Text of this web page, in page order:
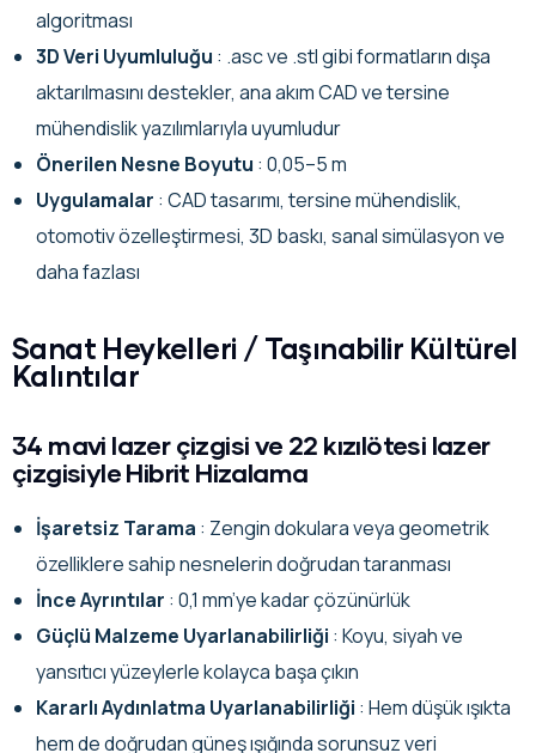
algoritması
3D Veri Uyumluluğu : .asc ve .stl gibi formatların dışa
aktarılmasını destekler, ana akım CAD ve tersine
mühendislik yazılımlarıyla uyumludur
Önerilen Nesne Boyutu : 0,05–5 m
Uygulamalar : CAD tasarımı, tersine mühendislik,
otomotiv özelleştirmesi, 3D baskı, sanal simülasyon ve
daha fazlası
Sanat Heykelleri / Taşınabilir Kültürel
Kalıntılar
34 mavi lazer çizgisi ve 22 kızılötesi lazer
çizgisiyle Hibrit Hizalama
İşaretsiz Tarama : Zengin dokulara veya geometrik
özelliklere sahip nesnelerin doğrudan taranması
İnce Ayrıntılar : 0,1 mm’ye kadar çözünürlük
Güçlü Malzeme Uyarlanabilirliği : Koyu, siyah ve
yansıtıcı yüzeylerle kolayca başa çıkın
Kararlı Aydınlatma Uyarlanabilirliği : Hem düşük ışıkta
hem de doğrudan güneş ışığında sorunsuz veri